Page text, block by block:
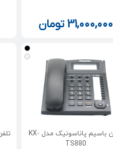
31,000,000 تومان
تلفن باسیم پاناسونیک مدل KX-
TS880